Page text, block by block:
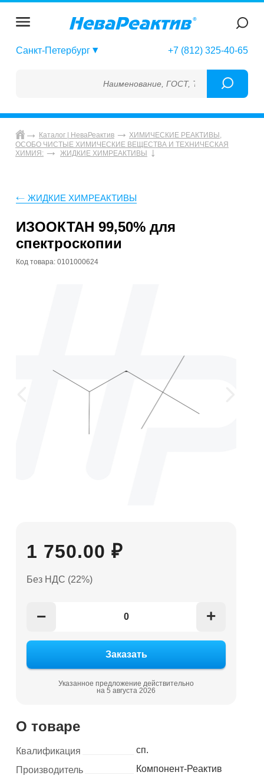
Санкт-Петербург +7 (812) 325-40-65
Наименование, ГОСТ, ТУ, ГСО, МСО,
Каталог | НеваРеактив
ХИМИЧЕСКИЕ РЕАКТИВЫ,
ОСОБО ЧИСТЫЕ ХИМИЧЕСКИЕ ВЕЩЕСТВА И ТЕХНИЧЕСКАЯ
ХИМИЯ:
ЖИДКИЕ ХИМРЕАКТИВЫ
ЖИДКИЕ ХИМРЕАКТИВЫ
ИЗООКТАН 99,50% для
спектроскопии
Код товара: 0101000624
1 750.00 ₽
Без НДС (22%)
− +
Указанное предложение действительно
на 5 августа 2026
О товаре
Квалификация
сп.
Производитель
Компонент-Реактив